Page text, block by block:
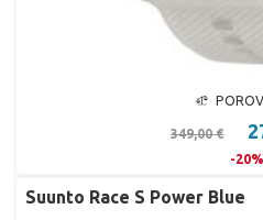
349,00 €
-20%
Suunto Race S Power Blue